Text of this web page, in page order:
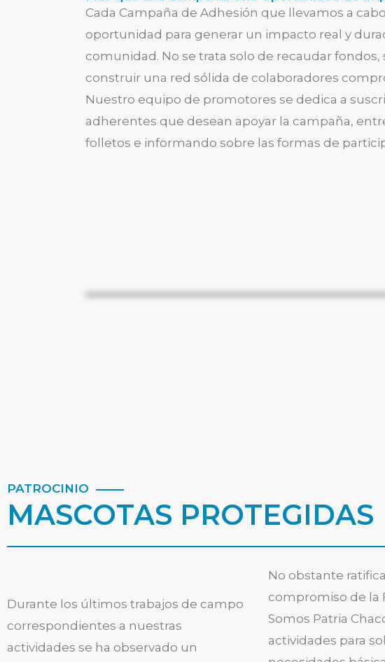
Cada Campaña de Adhesión que llevamos a
oportunidad para generar un impacto real y
comunidad. No se trata solo de recaudar fondos,
construir una red sólida de colaboradores
Nuestro equipo de promotores se dedica a
adherentes que desean apoyar la campaña,
folletos e informando sobre las formas de
PATROCINIO
MASCOTAS PROTEGIDAS
Durante los últimos trabajos de campo
correspondientes a nuestras
actividades se ha observado un
No obstante
compromiso de la
Somos Patria
actividades para